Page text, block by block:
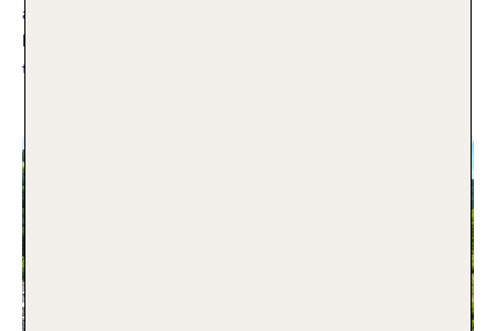
als nur Sonne, Strand und „Zeit zu zweit“. Es ist eine
besondere Gelegenheit, Nähe zu erleben, Erwartungen zu
teilen und sich von den